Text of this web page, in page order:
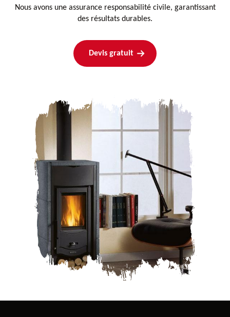
Nous avons une assurance responsabilité civile, garantissant
des résultats durables.
Devis gratuit